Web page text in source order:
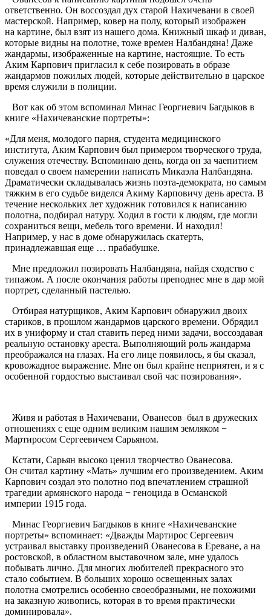
ответственно. Он воссоздал дух старой Нахичевани в своей
мастерской. Например, ковер на полу, который изображен
на картине, был взят из нашего дома. Книжный шкаф и диван,
которые видны на полотне, тоже времен Налбандяна! Даже
жандармы, изображенные на картине, настоящие. То есть
Аким Карпович пригласил к себе позировать в образе
жандармов пожилых людей, которые действительно в царское
время служили в полиции.
Вот как об этом вспоминал Минас Георгиевич Багдыков в
книге «Нахичеванские портреты»:
«Для меня, молодого парня, студента медицинского
института, Аким Карпович был примером творческого труда,
служения отечеству. Вспоминаю день, когда он за чаепитием
поведал о своем намерении написать Микаэла Налбандяна.
Драматически складывалась жизнь поэта-демократа, но самым
тяжким в его судьбе виделся Акиму Карповичу день ареста. В
течение нескольких лет художник готовился к написанию
полотна, подбирал натуру. Ходил в гости к людям, где могли
сохраниться вещи, мебель того времени. И находил!
Например, у нас в доме обнаружилась скатерть,
принадлежавшая еще … прабабушке.
Мне предложил позировать Налбандяна, найдя сходство с
типажом. А после окончания работы преподнес мне в дар мой
портрет, сделанный пастелью.
Отбирая натурщиков, Аким Карпович обнаружил двоих
стариков, в прошлом жандармов царского времени. Обрядил
их в униформу и стал ставить перед ними задачи, воссоздавая
реальную остановку ареста. Выполняющий роль жандарма
преображался на глазах. На его лице появилось, я бы сказал,
кровожадное выражение. Мне он был крайне неприятен, и я с
особенной гордостью выстаивал свой час позирования».
Живя и работая в Нахичевани, Ованесов был в дружеских
отношениях с еще одним великим нашим земляком −
Мартиросом Сергеевичем Сарьяном.
Кстати, Сарьян высоко ценил творчество Ованесова.
Он считал картину «Мать» лучшим его произведением. Аким
Карпович создал это полотно под впечатлением страшной
трагедии армянского народа − геноцида в Османской
империи 1915 года.
Минас Георгиевич Багдыков в книге «Нахичеванские
портреты» вспоминает: «Дважды Мартирос Сергеевич
устраивал выставку произведений Ованесова в Ереване, а на
ростовской, в областном выставочном зале, мне удалось
побывать лично. Для многих любителей прекрасного это
стало событием. В больших хорошо освещенных залах
полотна смотрелись особенно своеобразными, не похожими
на заказную живопись, которая в то время практически
доминировала».